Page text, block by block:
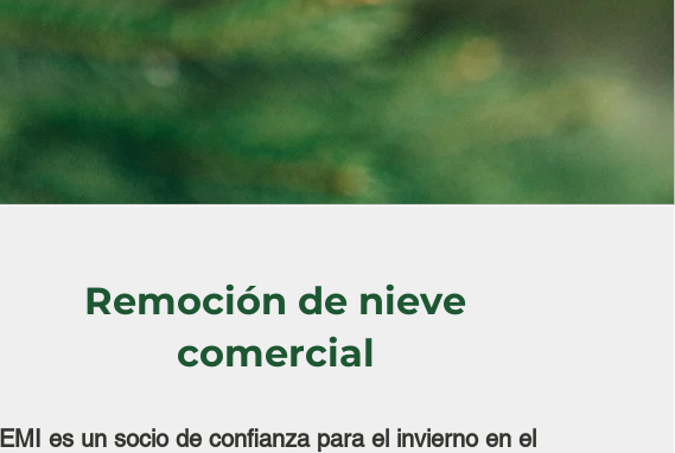
Remoción de nieve
comercial
EMI es un socio de confianza para el invierno en el